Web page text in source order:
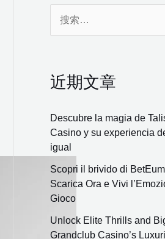
近期文章
Descubre la magia de
Casino y su experiencia
igual
Scopri il brivido di
Scarica Ora e Vivi
Gioco
Unlock Elite Thrills and
Grandclub Casino’s